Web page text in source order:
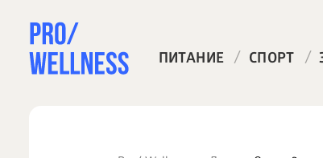
ПИТАНИЕ / СПОРТ /